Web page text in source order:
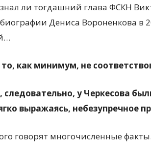
ли тогдашний глава ФСКН
Дениса Вороненкова в
то, как минимум, не
следовательно, у Черкесова
выражаясь, небезупречное
говорят многочисленные